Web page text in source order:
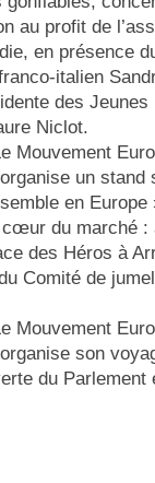
au profit de
en présence
italien
des Jeunes
Niclot.
Mouvement
un stand
en Europe
cœur du marché :
des Héros à
Comité de
Mouvement
son
du Parlement